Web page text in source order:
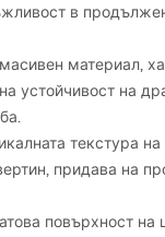
в
материал,
устойчивост на
текстура
придава на
повърхност на